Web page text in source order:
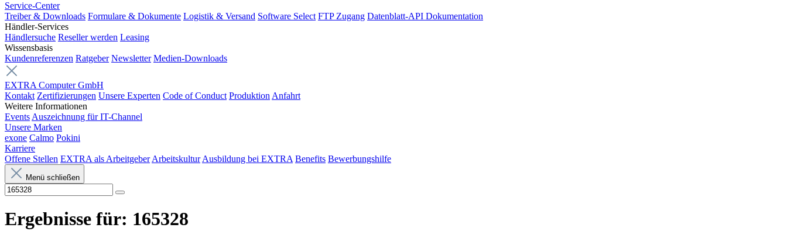
Service-Center
Treiber & Downloads Formulare & Dokumente Logistik & Versand Software Select FTP Zugang Datenblatt-API Dokumentation
Händler-Services
Händlersuche Reseller werden Leasing
Wissensbasis
Kundenreferenzen Ratgeber Newsletter Medien-Downloads
EXTRA Computer GmbH
Kontakt Zertifizierungen Unsere Experten Code of Conduct Produktion Anfahrt
Weitere Informationen
Events Auszeichnung für IT-Channel
Unsere Marken
exone Calmo Pokini
Karriere
Offene Stellen EXTRA als Arbeitgeber Arbeitskultur Ausbildung bei EXTRA Benefits Bewerbungshilfe
Menü schließen
Ergebnisse für: 165328